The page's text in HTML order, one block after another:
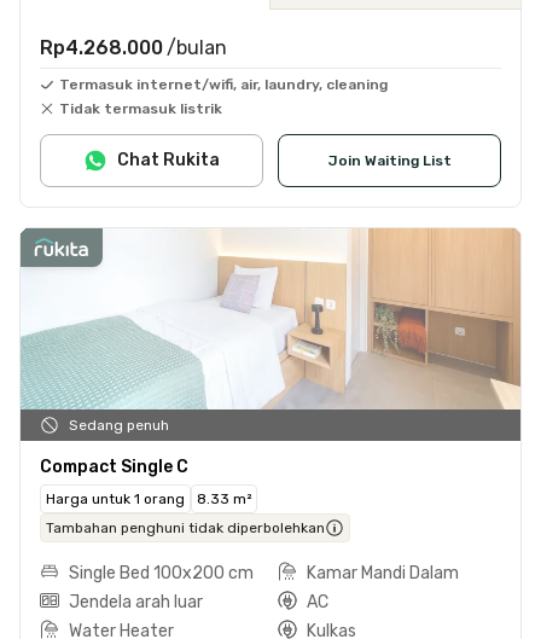
Rp4.268.000 /bulan
Termasuk internet/wifi, air, laundry, cleaning
Tidak termasuk listrik
Join Waiting List
Chat Rukita
Sedang penuh
Compact Single C
Harga untuk 1 orang
8.33 m²
Tambahan penghuni tidak diperbolehkan
Single Bed 100x200 cm
Kamar Mandi Dalam
Jendela arah luar
AC
Water Heater
Kulkas